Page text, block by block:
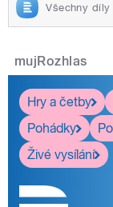
Všechny díly
mujRozhlas
Hry a četby
Pohádky
Živé vysílání